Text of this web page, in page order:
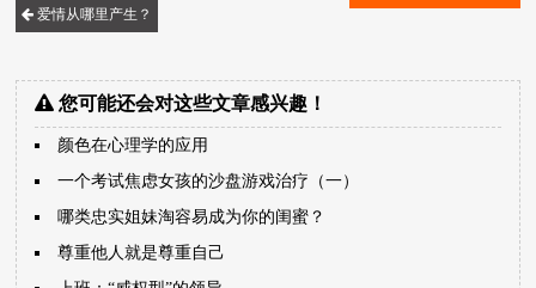
爱情从哪里产生？
您可能还会对这些文章感兴趣！
颜色在心理学的应用
一个考试焦虑女孩的沙盘游戏治疗（一）
哪类忠实姐妹淘容易成为你的闺蜜？
尊重他人就是尊重自己